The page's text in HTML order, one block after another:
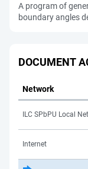
A program of
boundary angles
DOCUMENT
Network
ILC SPbPU Local
Internet